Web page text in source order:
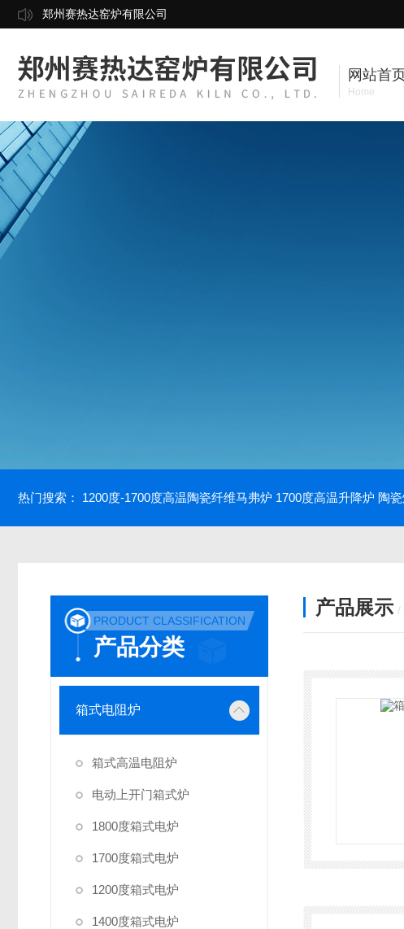
郑州赛热达窑炉有限公司
网站首
Home
热门搜索： 1200度-1700度高温陶瓷纤维马弗炉 1700度高温升降炉 陶
PRODUCT CLASSIFICATION
产品分类
箱式电阻炉
箱式高温电阻炉
电动上开门箱式炉
1800度箱式电炉
1700度箱式电炉
1200度箱式电炉
1400度箱式电炉
产品展示 /